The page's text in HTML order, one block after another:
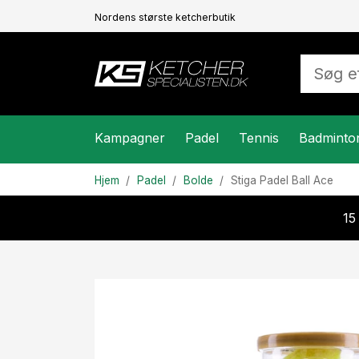
Nordens største ketcherbutik
Kampagner Padel Tennis
Hjem Padel Bolde Stiga Padel Ball Ace